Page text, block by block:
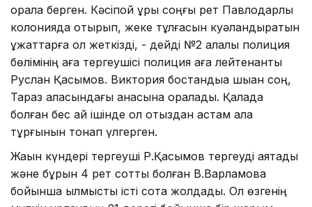
орала берген. Кәсіпқой ұры соңғы рет Павлодарлық
колонияда отырып, жеке тұлғасын куәландыратын
құжаттарға қол жеткізді, - дейді №2 қалалық полиция
бөлімінің аға тергеушісі полиция аға лейтенанты
Руслан Қасымов. Виктория бостандыққа шыққан соң,
Тараз қаласындағы анасына оралады. Қалада
болған бес ай ішінде ол отыздан астам қала
тұрғынын тонап үлгерген.
Жақын күндері тергеуші Р.Қасымов тергеуді аяқтады
және бұрын 4 рет сотты болған В.Варламова
бойынша қылмыстық істі сотқа жолдады. Ол өзгенің